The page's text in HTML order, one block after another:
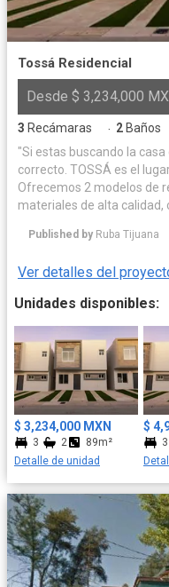
Tossá Residencial
Desde $ 3,234,000
3 Recámaras · 2 Baños
"Si estas buscando la
correcto. TOSSÁ es el
Ofrecemos 2 modelos de
materiales de alta calidad,
disfruta de tu nuevo hogar."
Published by Ruba Tijuana
Ver detalles del
Unidades disponibles:
$ 3,234,000 MXN
3 2
89m²
Detalle de unidad
$
3